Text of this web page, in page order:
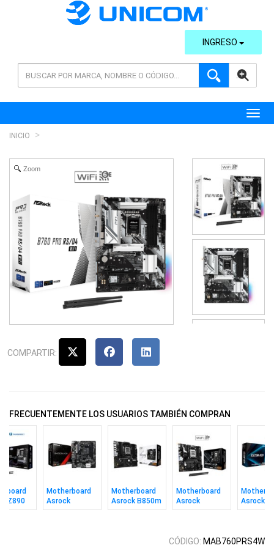
AVANZADA
INGRESO
INICIO
Zoom
COMPARTIR:
FRECUENTEMENTE LOS USUARIOS TAMBIÉN COMPRAN
Z890
Wifi
Motherboard
Asrock
B450m-hdv
Motherboard
Asrock B850m
Pro-a Am5
Motherboard
Asrock
B850m-x Wifi
Asrock
A520m-
CÓDIGO: MAB760PRS4W